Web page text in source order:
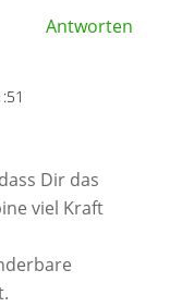
Antworten
Dir das
viel Kraft